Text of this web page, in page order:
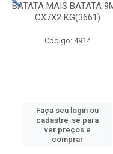
BATATA MAIS BATATA
CX7X2 KG(3661)
Código: 4914
Faça seu login ou
cadastre-se para
ver preços e
comprar